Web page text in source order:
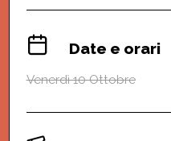
Date e orari
Venerdì 10 Ottobre